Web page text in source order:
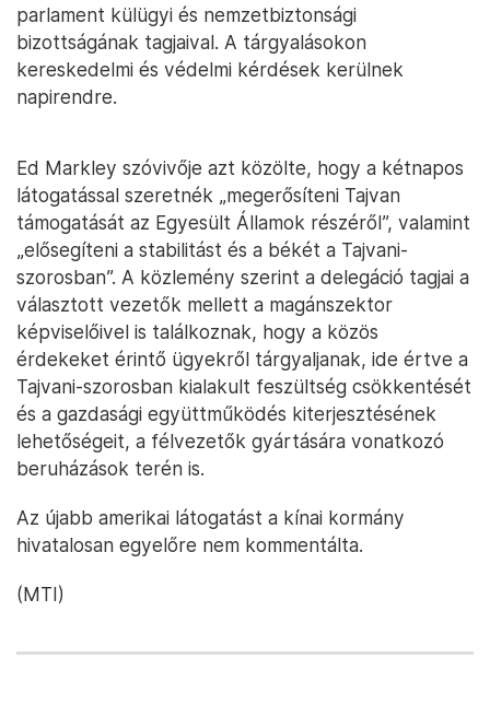
parlament külügyi és nemzetbiztonsági
bizottságának tagjaival. A tárgyalásokon
kereskedelmi és védelmi kérdések kerülnek
napirendre.
Ed Markley szóvivője azt közölte, hogy a kétnapos
látogatással szeretnék „megerősíteni Tajvan
támogatását az Egyesült Államok részéről”, valamint
„elősegíteni a stabilitást és a békét a Tajvani-
szorosban”. A közlemény szerint a delegáció tagjai a
választott vezetők mellett a magánszektor
képviselőivel is találkoznak, hogy a közös
érdekeket érintő ügyekről tárgyaljanak, ide értve a
Tajvani-szorosban kialakult feszültség csökkentését
és a gazdasági együttműködés kiterjesztésének
lehetőségeit, a félvezetők gyártására vonatkozó
beruházások terén is.
Az újabb amerikai látogatást a kínai kormány
hivatalosan egyelőre nem kommentálta.
(MTI)